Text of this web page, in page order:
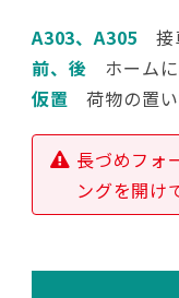
A303、A305 接
前、後 ホーム
仮置 荷物の置
長づめフォ
ングを開け